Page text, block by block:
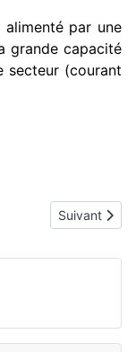
par une
grande capacité
secteur (courant
Article
Suivant